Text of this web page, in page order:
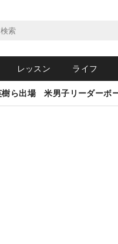
レッスン ライフ
樹ら出場 米男子リーダーボ